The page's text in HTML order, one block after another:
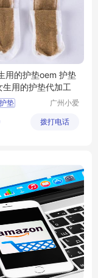
用的护垫oem 护垫
生用的护垫代加工
垫
广州小爱
有限公司
拨打电话